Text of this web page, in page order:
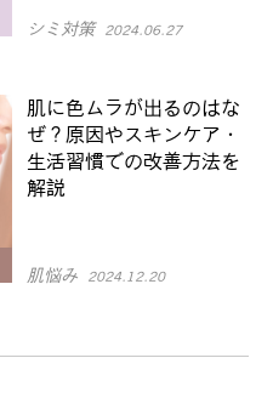
シミ対策 2024.06.27
肌に色ムラが出るのはな
ぜ？原因やスキンケア・
生活習慣での改善方法を
解説
肌悩み 2024.12.20